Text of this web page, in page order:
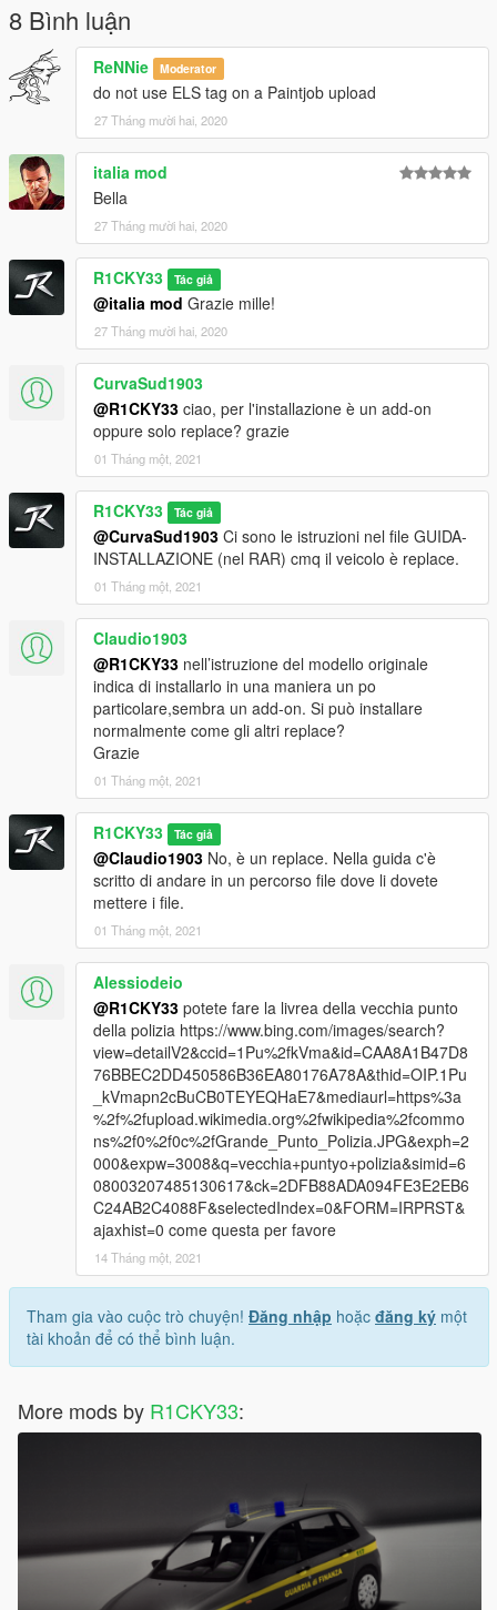
8 Bình luận
ReNNie Moderator
do not use ELS tag on a Paintjob upload
27 Tháng mười hai, 2020
italia mod
Bella
27 Tháng mười hai, 2020
R1CKY33 Tác giả
@italia mod Grazie mille!
27 Tháng mười hai, 2020
CurvaSud1903
@R1CKY33 ciao, per l'installazione è un add-on
oppure solo replace? grazie
01 Tháng một, 2021
R1CKY33 Tác giả
@CurvaSud1903 Ci sono le istruzioni nel file GUIDA-
INSTALLAZIONE (nel RAR) cmq il veicolo è replace.
01 Tháng một, 2021
Claudio1903
@R1CKY33 nell’istruzione del modello originale
indica di installarlo in una maniera un po
particolare,sembra un add-on. Si può installare
normalmente come gli altri replace?
Grazie
01 Tháng một, 2021
R1CKY33 Tác giả
@Claudio1903 No, è un replace. Nella guida c'è
scritto di andare in un percorso file dove li dovete
mettere i file.
01 Tháng một, 2021
Alessiodeio
@R1CKY33 potete fare la livrea della vecchia punto
della polizia https://www.bing.com/images/search?
view=detailV2&ccid=1Pu%2fkVma&id=CAA8A1B47D8
76BBEC2DD450586B36EA80176A78A&thid=OIP.1Pu
_kVmapn2cBuCB0TEYEQHaE7&mediaurl=https%3a
%2f%2fupload.wikimedia.org%2fwikipedia%2fcommo
ns%2f0%2f0c%2fGrande_Punto_Polizia.JPG&exph=2
000&expw=3008&q=vecchia+puntyo+polizia&simid=6
08003207485130617&ck=2DFB88ADA094FE3E2EB6
C24AB2C4088F&selectedIndex=0&FORM=IRPRST&
ajaxhist=0 come questa per favore
14 Tháng một, 2021
Tham gia vào cuộc trò chuyện! Đăng nhập hoặc đăng ký một
tài khoản để có thể bình luận.
More mods by R1CKY33: